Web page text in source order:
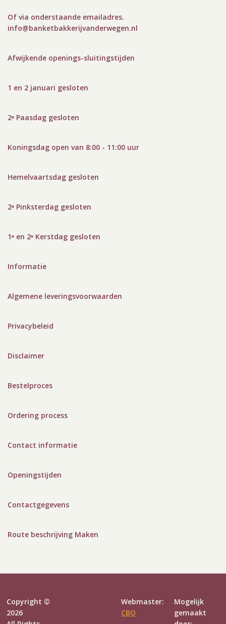
Of via onderstaande emailadres.
info@banketbakkerijvanderwegen.nl
Afwijkende openings-sluitingstijden
1 en 2 januari gesloten
2ᵉ Paasdag gesloten
Koningsdag open van 8:00 - 11:00 uur
Hemelvaartsdag gesloten
2ᵉ Pinksterdag gesloten
1ᵉ en 2ᵉ Kerstdag gesloten
Informatie
Algemene leveringsvoorwaarden
Privacybeleid
Disclaimer
Bestelproces
Ordering process
Contact informatie
Openingstijden
Contactgegevens
Route beschrijving Maken
Copyright ©
2026
Mogelijk
gemaakt
Webmaster:
CBO